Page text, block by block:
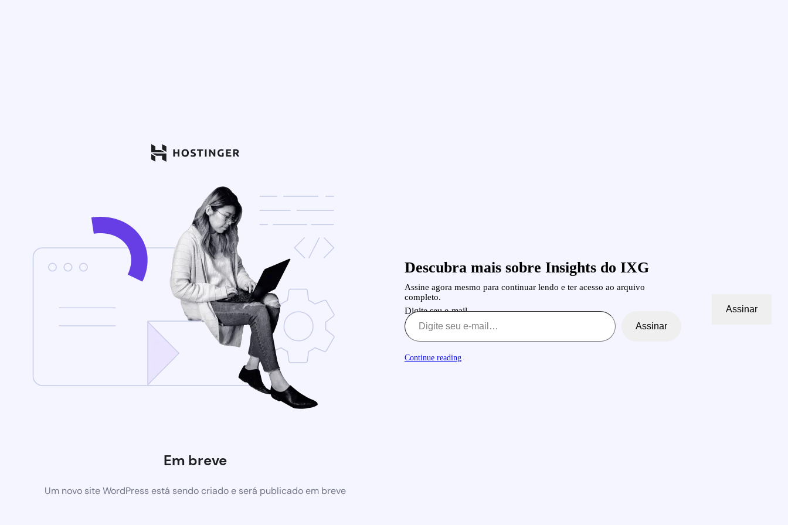
Em breve
Um novo site WordPress está sendo criado e será publicado em breve
Descubra mais sobre Insights do IXG
Assine agora mesmo para continuar lendo e ter acesso ao arquivo
completo.
Digite seu e-mail…
Assinar
Continue reading
Assinar